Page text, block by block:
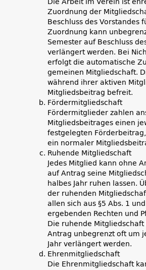
Zuordnung der
Beschluss des Vorstandes
Zuordnung kann
Semester auf Beschluss
verlängert werden. Bei
erfolgt die automatische
gemeinen Mitgliedschaft.
während ihrer aktiven
Mitgliedsbeitrag befreit.
Fördermitgliedschaft
Fördermitglieder zahlen
Mitgliedsbeitrages einen
festgelegten
ein normaler
Ruhende Mitgliedschaft
Jedes Mitglied kann ohne
auf Antrag seine
halbes Jahr ruhen lassen.
der ruhenden
allen sich aus §5 Abs. 1
ergebenden Rechten und
Die ruhende
Antrag unbegrenzt oft um
Jahr verlängert werden.
Ehrenmitgliedschaft
Die Ehrenmitgliedschaft